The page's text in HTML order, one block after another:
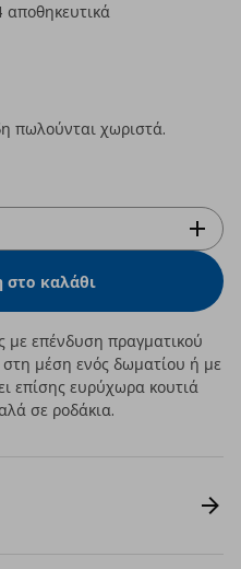
αποθηκευτικά
πωλούνται χωριστά.
στο καλάθι
με επένδυση πραγματικού
στη μέση ενός δωματίου ή με
επίσης ευρύχωρα κουτιά
σε ροδάκια.